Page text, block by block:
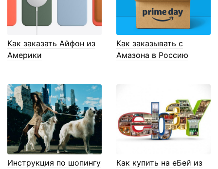
Как заказать Айфон из
Америки
Как заказывать с
Амазона в Россию
Инструкция по шопингу
Как купить на еБей из